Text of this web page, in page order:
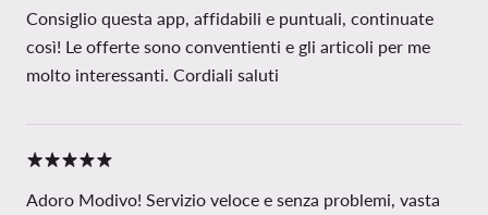
Consiglio questa app, affidabili e puntuali, continuate
così! Le offerte sono conventienti e gli articoli per me
molto interessanti. Cordiali saluti
Adoro Modivo! Servizio veloce e senza problemi, vasta